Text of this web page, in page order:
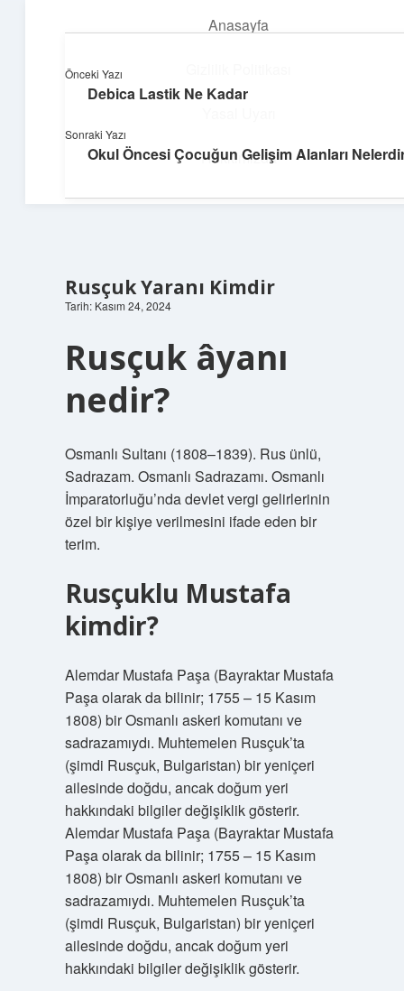
Anasayfa
Hakkımızda
Hayatına neşe katan kısa hikayeler!
Rusçuk Yaranı Kimdir
Tarih: Kasım 24, 2024
Rusçuk âyanı
nedir?
Osmanlı Sultanı (1808–1839). Rus ünlü,
Sadrazam. Osmanlı Sadrazamı. Osmanlı
İmparatorluğu’nda devlet vergi gelirlerinin
özel bir kişiye verilmesini ifade eden bir
terim.
Rusçuklu Mustafa
kimdir?
Alemdar Mustafa Paşa (Bayraktar Mustafa
Paşa olarak da bilinir; 1755 – 15 Kasım
1808) bir Osmanlı askeri komutanı ve
sadrazamıydı. Muhtemelen Rusçuk’ta
(şimdi Rusçuk, Bulgaristan) bir yeniçeri
ailesinde doğdu, ancak doğum yeri
hakkındaki bilgiler değişiklik gösterir.
Alemdar Mustafa Paşa (Bayraktar Mustafa
Paşa olarak da bilinir; 1755 – 15 Kasım
1808) bir Osmanlı askeri komutanı ve
sadrazamıydı. Muhtemelen Rusçuk’ta
(şimdi Rusçuk, Bulgaristan) bir yeniçeri
ailesinde doğdu, ancak doğum yeri
hakkındaki bilgiler değişiklik gösterir.
Önceki Yazı
Debica Lastik Ne Kadar
Sonraki Yazı
Okul Öncesi Çocuğun Gelişim Alanları